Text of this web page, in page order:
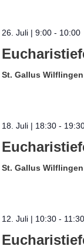
26. Juli | 9:00 - 10:00
St. Gallus Wilflingen
18. Juli | 18:30 -
St. Gallus Wilflingen
12. Juli | 10:30 - 11:30